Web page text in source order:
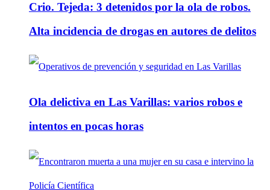
Crio. Tejeda: 3 detenidos por la ola de robos.
Alta incidencia de drogas en autores de delitos
Ola delictiva en Las Varillas: varios robos e
intentos en pocas horas